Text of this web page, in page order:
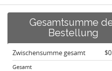
Gesamtsumme
Bestellung
Zwischensumme gesamt
Gesamt